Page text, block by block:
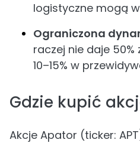
logistyczne mogą
Ograniczona
raczej nie daje 50%
10–15% w
Gdzie kupić
Akcje Apator (ticker: